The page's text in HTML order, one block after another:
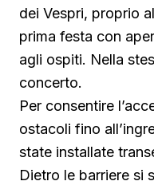
dei Vespri, proprio
prima festa con
agli ospiti. Nella
concerto.
Per consentire
ostacoli fino
state installate
Dietro le barriere si